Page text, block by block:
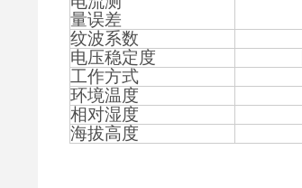
量误差
纹波系数
电压稳定度
工作方式
环境温度
相对湿度
海拔高度